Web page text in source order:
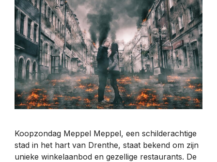
Koopzondag Meppel Meppel, een schilderachtige
stad in het hart van Drenthe, staat bekend om zijn
unieke winkelaanbod en gezellige restaurants. De